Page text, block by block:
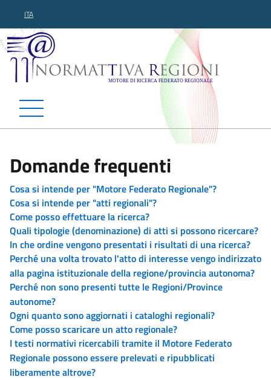
ITA
Normattiva Regioni -
Domande frequenti
Cosa si intende per "Motore Federato Regionale"?
Cosa si intende per "atti regionali"?
Come posso effettuare la ricerca?
Quali tipologie (denominazione) di atti si possono ricercare?
In che ordine vengono presentati i risultati di una ricerca?
Perché una volta trovato l'atto di interesse vengo indirizzato
alla pagina istituzionale della regione/provincia autonoma?
Perché non sono presenti tutte le Regioni/Province
autonome?
Ogni quanto sono aggiornati i cataloghi regionali?
Come posso scaricare un atto regionale?
I testi normativi ricercabili tramite il Motore Federato
Regionale possono essere prelevati e ripubblicati
liberamente altrove?